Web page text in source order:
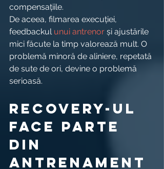
compensațiile.
De aceea, filmarea execuției,
feedbackul unui antrenor și ajustările
mici făcute la timp valorează mult. O
problemă minoră de aliniere, repetată
de sute de ori, devine o problemă
serioasă.
Recovery-ul
face parte
din
antrenament